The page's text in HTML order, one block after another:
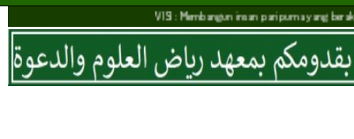
VISI : Membangun insan paripurna yang